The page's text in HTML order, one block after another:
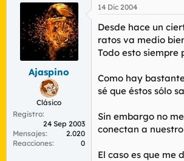
o
t
m
a
c
h
a
d
e
i
n
Ajaspino
Clásico
Registro
24 Sep 2003
Mensajes
2.020
Reacciones
0
14 Dic 2004
Desde hace un
ratos va medio
Todo esto siempre
Como hay
sé que éstos sólo
Sin embargo no
conectan a
El caso es que